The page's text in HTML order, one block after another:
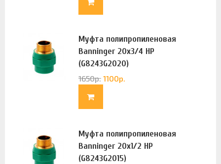
Муфта полипропиленовая
Banninger 20х3/4 НР
(G8243G2020)
1650р. 1100р.
Муфта полипропиленовая
Banninger 20х1/2 НР
(G8243G2015)